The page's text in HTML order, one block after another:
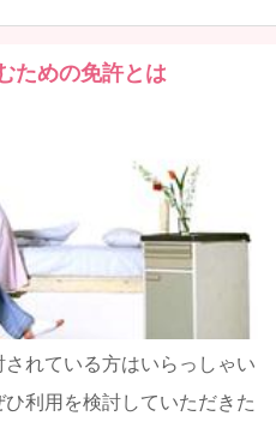
ための免許とは
れている方はいらっしゃい
利用を検討していただきた